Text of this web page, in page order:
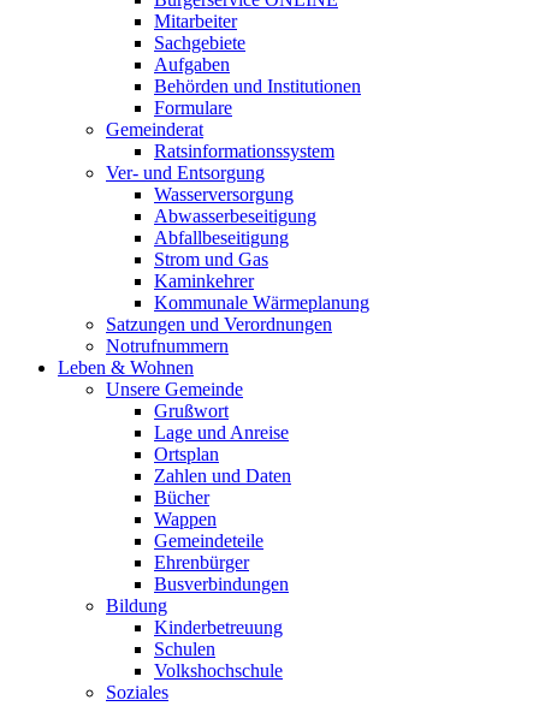
Mitarbeiter
Sachgebiete
Aufgaben
Behörden und Institutionen
Formulare
Gemeinderat
Ratsinformationssystem
Ver- und Entsorgung
Wasserversorgung
Abwasserbeseitigung
Abfallbeseitigung
Strom und Gas
Kaminkehrer
Kommunale Wärmeplanung
Satzungen und Verordnungen
Notrufnummern
Leben & Wohnen
Unsere Gemeinde
Grußwort
Lage und Anreise
Ortsplan
Zahlen und Daten
Bücher
Wappen
Gemeindeteile
Ehrenbürger
Busverbindungen
Bildung
Kinderbetreuung
Schulen
Volkshochschule
Soziales